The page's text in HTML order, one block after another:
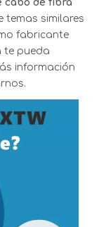
cabo de fibra
similares
fabricante
te pueda
información